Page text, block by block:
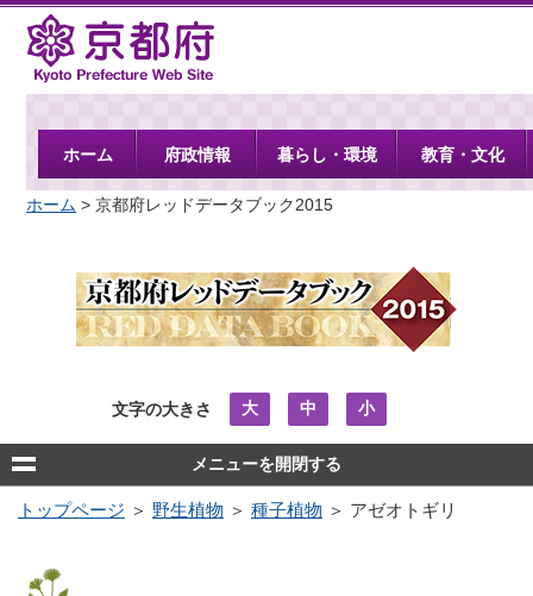
京都府
ホーム 府政情報 暮らし・環境 教育・文化
ホーム > 京都府レッドデータブック2015
文字の大きさ 大 中 小
メニューを開閉する
トップページ ＞ 野生植物 ＞ 種子植物 ＞ アゼオトギリ